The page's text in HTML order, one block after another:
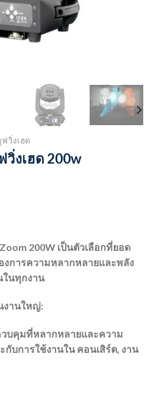
วิ่งเฮด
งเฮด 200w
200W เป็นตัวเลือกที่ยอด
งการความหลากหลายและพลัง
ในทุกงาน
งานใหญ่:
บคุมที่หลากหลายและความ
กับการใช้งานใน คอนเสิร์ต, งาน